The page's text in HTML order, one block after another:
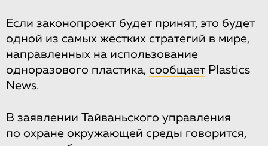
Если законопроект будет принят, это будет
одной из самых жестких стратегий в мире,
направленных на использование
одноразового пластика, сообщает Plastics
News.
В заявлении Тайваньского управления
по охране окружающей среды говорится,